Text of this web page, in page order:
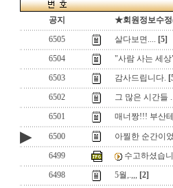
공지
★회원정보수
6505
살다보면.... [5]
6504
"사람 사는 세
6503
감사드립니다.
6502
그 많은 시간들
6501
매너짱!!! 부산
▶ 6500
아찔한 순간이
6499
수고하셨습
6498
5월,.,,, [2]